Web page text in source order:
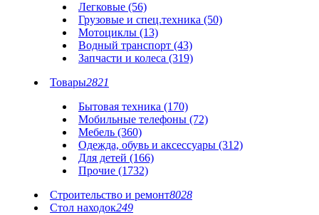
Легковые (56)
Грузовые и спец.техника (50)
Мотоциклы (13)
Водный транспорт (43)
Запчасти и колеса (319)
Товары2821
Бытовая техника (170)
Мобильные телефоны (72)
Мебель (360)
Одежда, обувь и аксессуары (312)
Для детей (166)
Прочие (1732)
Строительство и ремонт8028
Стол находок249